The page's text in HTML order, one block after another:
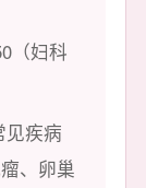
（妇科
见疾病
、卵巢